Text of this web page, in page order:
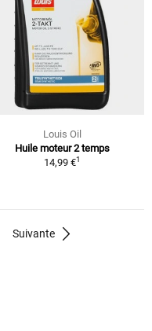
Louis Oil
Huile moteur 2 temps
14,99 €1
Suivante